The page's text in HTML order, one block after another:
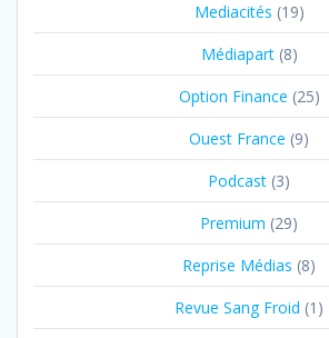
Mediacités (19)
Médiapart(8)
Option Finance (25)
Ouest France (9)
Podcast (3)
Premium (29)
Reprise Médias (8)
Revue Sang Froid (1)